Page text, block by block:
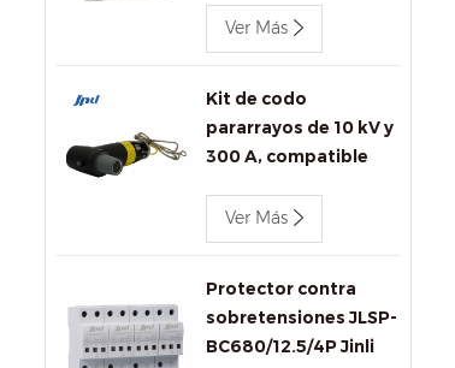
Jinli de 400 V y 80 kA
con señalización
Ver Más
Kit de codo
pararrayos de 10 kV y
300 A, compatible
transformadores y
conectores.
Ver Más
Protector contra
sobretensiones JLSP-
BC680/12.5/4P Jinli